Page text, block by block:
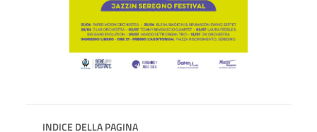
INDICE DELLA PAGINA